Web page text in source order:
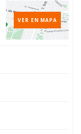
VER EN MAPA